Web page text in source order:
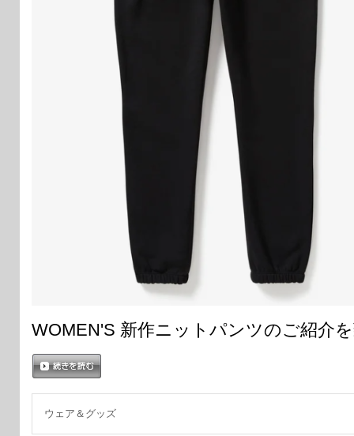
WOMEN'S 新作ニットパンツのご紹介
ウェア＆グッズ